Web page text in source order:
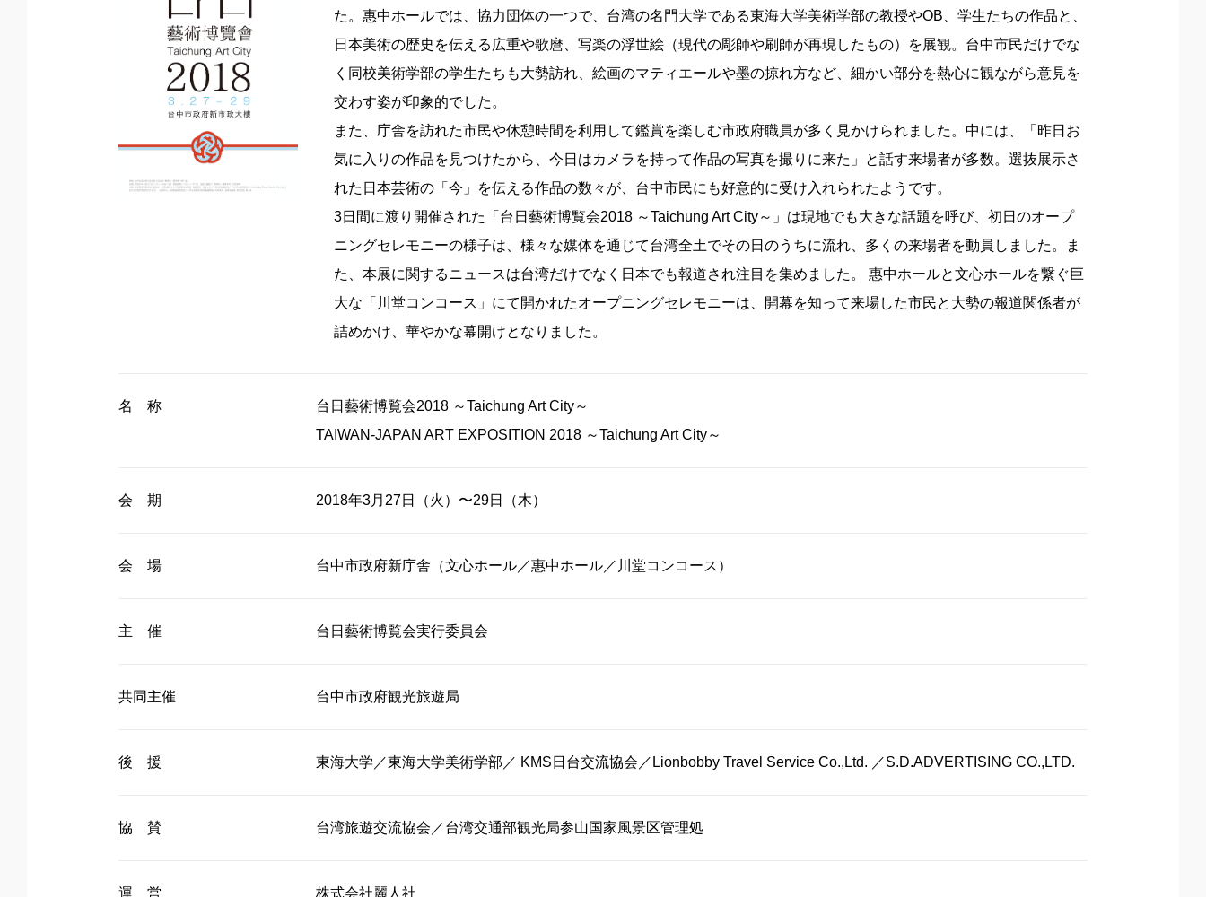
た。惠中ホールでは、協力団体の一つで、台湾の名門大学である東海大学美術学部の教授やOB、学生たちの作品と、
日本美術の歴史を伝える広重や歌麿、写楽の浮世絵（現代の彫師や刷師が再現したもの）を展観。台中市民だけでな
く同校美術学部の学生たちも大勢訪れ、絵画のマティエールや墨の掠れ方など、細かい部分を熱心に観ながら意見を
交わす姿が印象的でした。
また、庁舎を訪れた市民や休憩時間を利用して鑑賞を楽しむ市政府職員が多く見かけられました。中には、「昨日お
気に入りの作品を見つけたから、今日はカメラを持って作品の写真を撮りに来た」と話す来場者が多数。選抜展示さ
れた日本芸術の「今」を伝える作品の数々が、台中市民にも好意的に受け入れられたようです。
3日間に渡り開催された「台日藝術博覧会2018 ～Taichung Art City～」は現地でも大きな話題を呼び、初日のオープ
ニングセレモニーの様子は、様々な媒体を通じて台湾全土でその日のうちに流れ、多くの来場者を動員しました。ま
た、本展に関するニュースは台湾だけでなく日本でも報道され注目を集めました。 惠中ホールと文心ホールを繋ぐ巨
大な「川堂コンコース」にて開かれたオープニングセレモニーは、開幕を知って来場した市民と大勢の報道関係者が
詰めかけ、華やかな幕開けとなりました。
名 称
台日藝術博覧会2018 ～Taichung Art City～
TAIWAN-JAPAN ART EXPOSITION 2018 ～Taichung Art City～
会 期 2018年3月27日（火）〜29日（木）
会 場 台中市政府新庁舎（文心ホール／惠中ホール／川堂コンコース）
主 催 台日藝術博覧会実行委員会
共同主催 台中市政府観光旅遊局
後 援 東海大学／東海大学美術学部／ KMS日台交流協会／Lionbobby Travel Service Co.,Ltd. ／S.D.ADVERTISING CO.,LTD.
協 賛 台湾旅遊交流協会／台湾交通部観光局参山国家風景区管理処
運 営 株式会社麗人社